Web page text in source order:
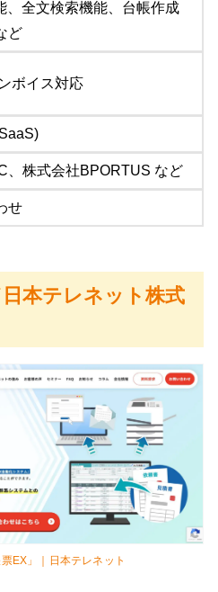
、全文検索機能、台帳作成
ど
ボイス対応
、株式会社BPORTUS など
せ
本テレネット株式
EX」｜日本テレネット